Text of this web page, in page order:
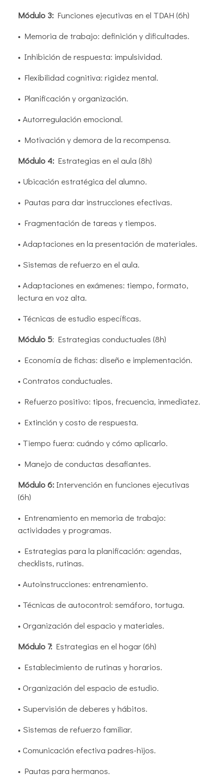
Módulo 3: Funciones ejecutivas en el TDAH (6h)
• Memoria de trabajo: definición y dificultades.
• Inhibición de respuesta: impulsividad.
• Flexibilidad cognitiva: rigidez mental.
• Planificación y organización.
• Autorregulación emocional.
• Motivación y demora de la recompensa.
Módulo 4: Estrategias en el aula (8h)
• Ubicación estratégica del alumno.
• Pautas para dar instrucciones efectivas.
• Fragmentación de tareas y tiempos.
• Adaptaciones en la presentación de materiales.
• Sistemas de refuerzo en el aula.
• Adaptaciones en exámenes: tiempo, formato,
lectura en voz alta.
• Técnicas de estudio específicas.
Módulo 5: Estrategias conductuales (8h)
• Economía de fichas: diseño e implementación.
• Contratos conductuales.
• Refuerzo positivo: tipos, frecuencia, inmediatez.
• Extinción y costo de respuesta.
• Tiempo fuera: cuándo y cómo aplicarlo.
• Manejo de conductas desafiantes.
Módulo 6: Intervención en funciones ejecutivas
(6h)
• Entrenamiento en memoria de trabajo:
actividades y programas.
• Estrategias para la planificación: agendas,
checklists, rutinas.
• Autoinstrucciones: entrenamiento.
• Técnicas de autocontrol: semáforo, tortuga.
• Organización del espacio y materiales.
Módulo 7: Estrategias en el hogar (6h)
• Establecimiento de rutinas y horarios.
• Organización del espacio de estudio.
• Supervisión de deberes y hábitos.
• Sistemas de refuerzo familiar.
• Comunicación efectiva padres-hijos.
• Pautas para hermanos.